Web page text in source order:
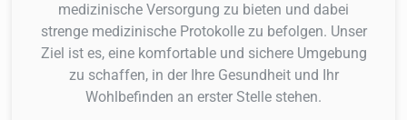
medizinische Versorgung zu bieten und dabei
strenge medizinische Protokolle zu befolgen. Unser
Ziel ist es, eine komfortable und sichere Umgebung
zu schaffen, in der Ihre Gesundheit und Ihr
Wohlbefinden an erster Stelle stehen.